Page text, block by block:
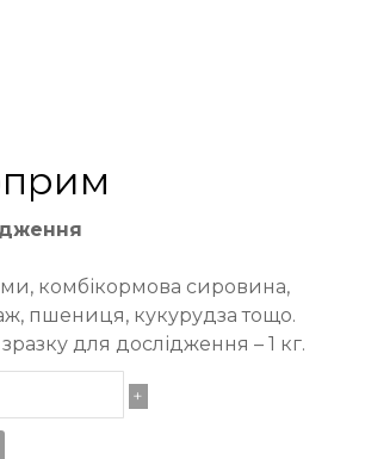
комбікормова сировина,
пшениця, кукурудза тощо.
для дослідження – 1 кг.